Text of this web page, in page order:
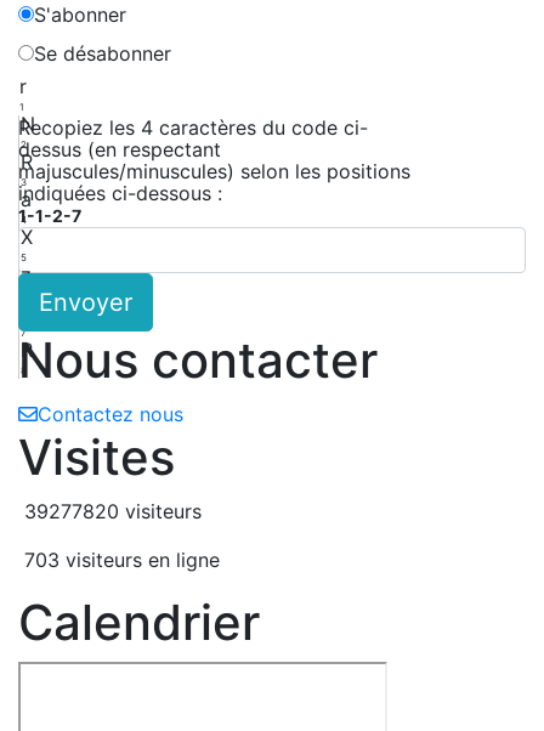
S'abonner
Se désabonner
r
1
N
2
R
3
a
4
X
5
z
7
R
8
Recopiez les 4 caractères du code ci-
dessus (en respectant
majuscules/minuscules) selon les positions
indiquées ci-dessous :
1-1-2-7
Envoyer
Nous contacter
Contactez nous
Visites
39277820 visiteurs
703 visiteurs en ligne
Calendrier